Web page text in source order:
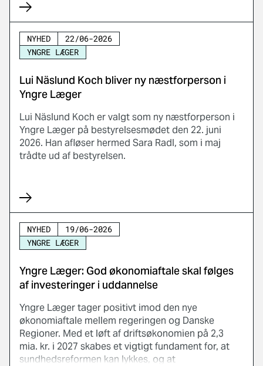
overenskomsten for vikarer i almen praksis
NYHED
22/06-2026
YNGRE LÆGER
Lui Näslund Koch bliver ny næstforperson i
Yngre Læger
Lui Näslund Koch er valgt som ny næstforperson i
Yngre Læger på bestyrelsesmødet den 22. juni
2026. Han afløser hermed Sara Radl, som i maj
trådte ud af bestyrelsen.
NYHED
19/06-2026
YNGRE LÆGER
Yngre Læger: God økonomiaftale skal følges
af investeringer i uddannelse
Yngre Læger tager positivt imod den nye
økonomiaftale mellem regeringen og Danske
Regioner. Med et løft af driftsøkonomien på 2,3
mia. kr. i 2027 skabes et vigtigt fundament for, at
sundhedsreformen kan lykkes, og at